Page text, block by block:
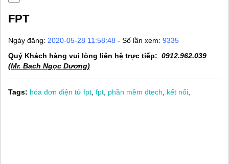
FPT
Ngày đăng: 2020-05-28 11:58:48 - Số lần xem: 9335
Quý Khách hàng vui lòng liên hệ trực tiếp: 0912.962.039
(Mr. Bạch Ngọc Dương)
Tags: hóa đơn điện tử fpt fpt phần mềm dtech kết nối